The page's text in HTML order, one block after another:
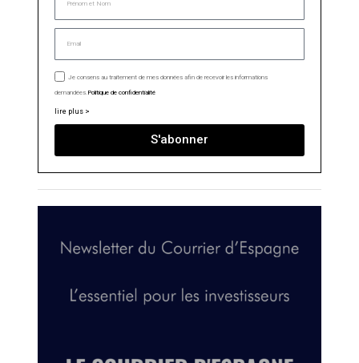
Je consens au traitement de mes données afin de recevoir les informations
demandées. Politique de confidentialité
lire plus >
S'abonner